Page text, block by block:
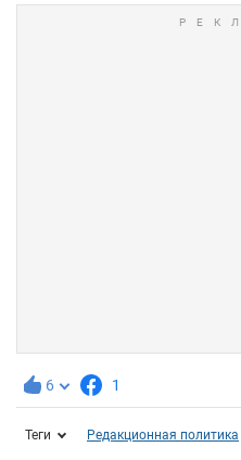
6 1
Теги Редакционная политика